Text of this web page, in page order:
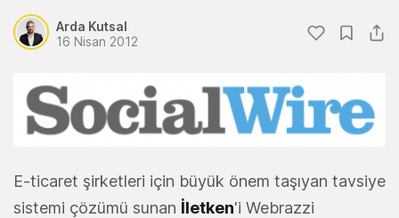
Arda Kutsal
16 Nisan 2012
E-ticaret şirketleri için büyük önem taşıyan tavsiye
sistemi çözümü sunan İletken'i Webrazzi